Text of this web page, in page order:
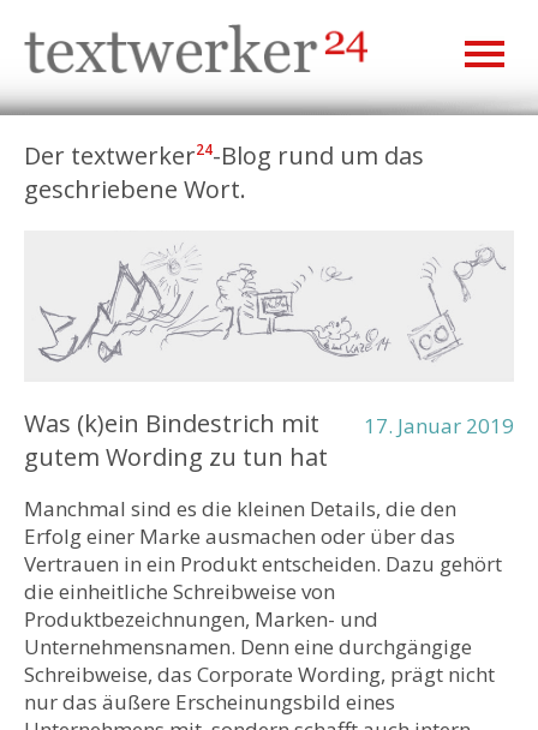
Der textwerker24-Blog rund um das
geschriebene Wort.
17. Januar 2019
Was (k)ein Bindestrich mit
gutem Wording zu tun hat
Manchmal sind es die kleinen Details, die den
Erfolg einer Marke ausmachen oder über das
Vertrauen in ein Produkt entscheiden. Dazu gehört
die einheitliche Schreibweise von
Produktbezeichnungen, Marken- und
Unternehmensnamen. Denn eine durchgängige
Schreibweise, das Corporate Wording, prägt nicht
nur das äußere Erscheinungsbild eines